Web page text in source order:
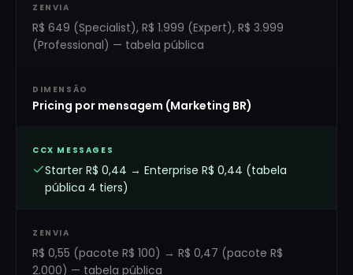
ZENVIA
R$ 649 (Specialist), R$ 1.999 (Expert), R$ 3.999
(Professional) — tabela pública
DIMENSÃO
Pricing por mensagem (Marketing BR)
CCX MESSAGES
Starter R$ 0,44 → Enterprise R$ 0,44 (tabela
pública 4 tiers)
ZENVIA
R$ 0,55 (pacote R$ 100) → R$ 0,47 (pacote R$
2.000) — tabela pública